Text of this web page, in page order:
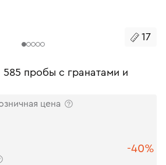
17
585 пробы с гранатами и
цена
-40%